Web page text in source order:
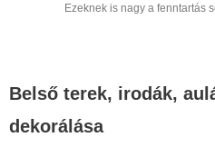
Ezeknek is nagy a fenntartás
Belső terek, irodák,
dekorálása